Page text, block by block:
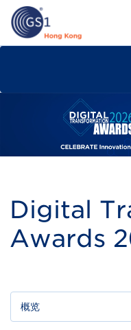
主
容
Second
Digital
Awards
概览